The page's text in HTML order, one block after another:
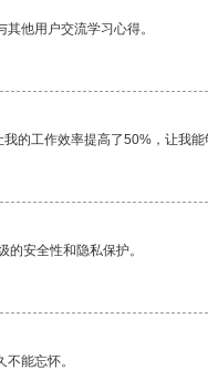
他用户交流学习心得。
的工作效率提高了50%，让我能
安全性和隐私保护。
能忘怀。